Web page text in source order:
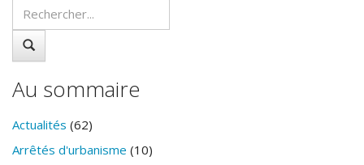
Au sommaire
Actualités (62)
Arrêtés d'urbanisme (10)